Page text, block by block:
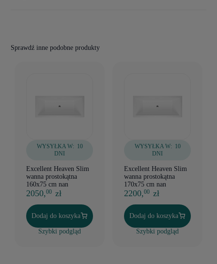
Sprawdź inne podobne produkty
WYSYŁKA W: 10
DNI
Excellent Heaven Slim
wanna prostokątna
160x75 cm nan
2050,00 zł
Dodaj do koszyka
Szybki podgląd
WYSYŁKA W: 10
DNI
Excellent Heaven Slim
wanna prostokątna
170x75 cm nan
2200,00 zł
Dodaj do koszyka
Szybki podgląd